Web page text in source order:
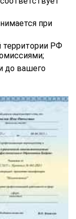
при
территории РФ
до вашего